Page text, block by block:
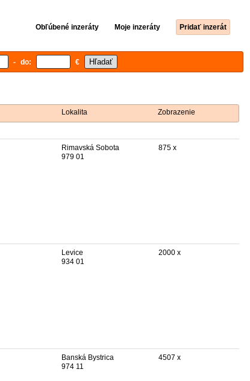
Obľúbené inzeráty Moje inzeráty Pridať inzerát
- do: €
Lokalita Zobrazenie
Rimavská Sobota
979 01
875 x
Levice
934 01
2000 x
Banská Bystrica
974 11
4507 x